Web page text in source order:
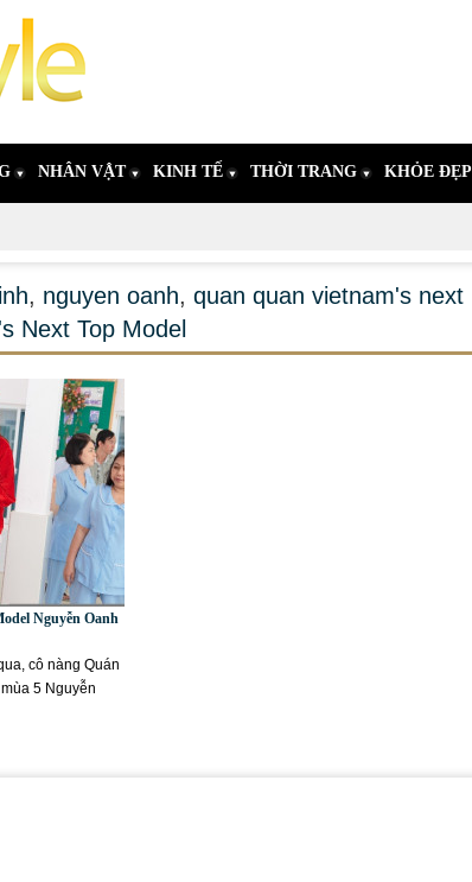
NHÂN VẬT KINH TẾ THỜI TRANG KHỎE ĐẸP
, nguyen oanh, quan quan vietnam's next
Next Top Model
Nguyễn Oanh
cô nàng Quán
5 Nguyễn